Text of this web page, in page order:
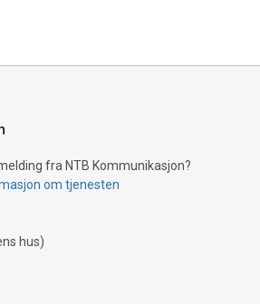
fra NTB Kommunikasjon?
om tjenesten
hus)